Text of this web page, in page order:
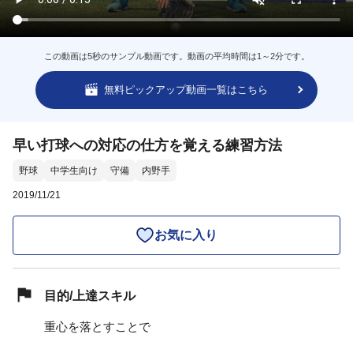
この動画は5秒のサンプル動画です。動画の平均時間は1～2分です。
無料ピックアップ動画一覧はこちら
早い打球への対応の仕方を覚える練習方法
野球 中学生向け 守備 内野手
2019/11/21
お気に入り
目的/上達スキル
重心を落とすことで